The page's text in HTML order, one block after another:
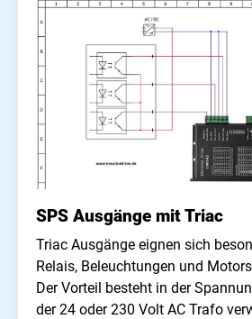
SPS Ausgänge mit Triac
Triac Ausgänge eignen sich
Relais, Beleuchtungen und
Der Vorteil besteht in der
der 24 oder 230 Volt AC Trafo